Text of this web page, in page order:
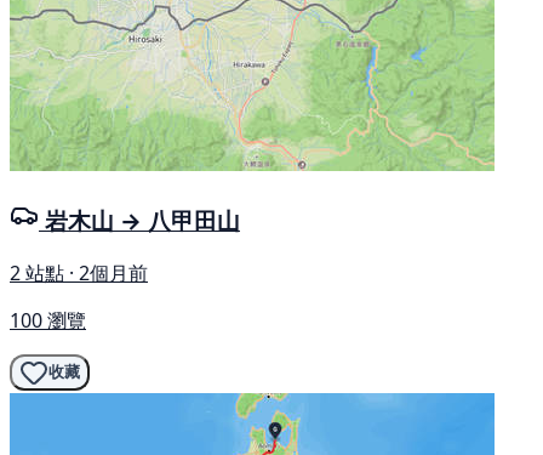
岩木山 → 八甲田山
2 站點 · 2個月前
100 瀏覽
收藏